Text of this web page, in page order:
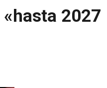
2027